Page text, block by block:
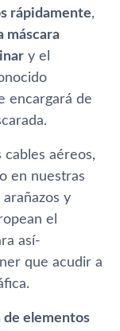
rápidamente,
máscara
y el
encargará de
cables aéreos,
en nuestras
y
el
así­
que acudir a
elementos